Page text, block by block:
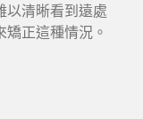
以清晰看到遠處
正這種情況。